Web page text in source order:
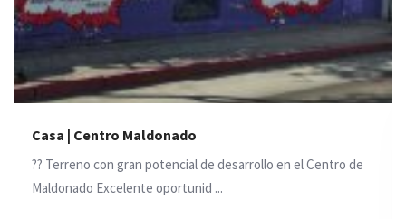
Maldonado
con gran potencial de desarrollo en el Centro de
Excelente oportunid ...